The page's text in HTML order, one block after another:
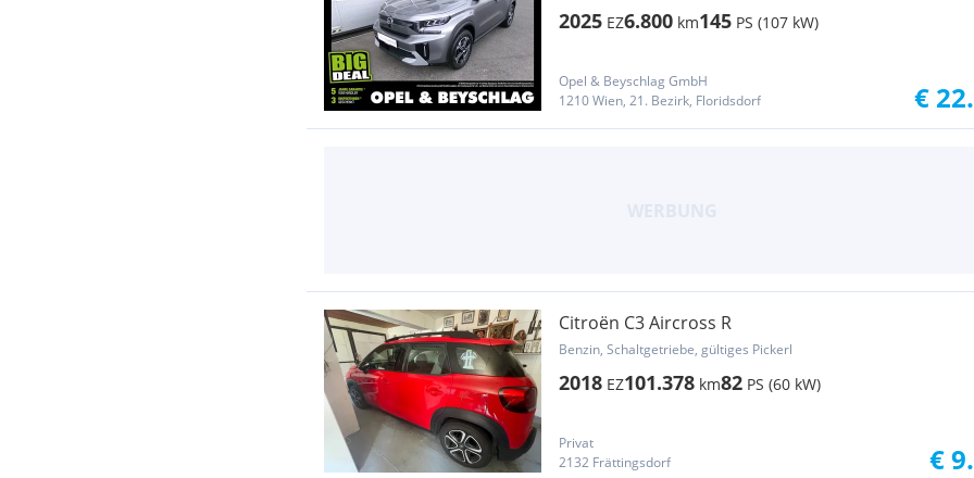
2025 EZ6.800 km145 PS (107 kW)
Opel & Beyschlag GmbH
1210 Wien, 21. Bezirk, Floridsdorf
€
Citroën C3 Aircross R
Benzin, Schaltgetriebe, gültiges Pickerl
2018 EZ101.378 km82 PS (60 kW)
Privat
2132 Frättingsdorf
€